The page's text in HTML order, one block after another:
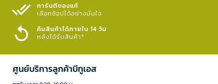
การันตีของแท้
เลือกช้อปได้อย่างมั่นใจ​
คืนสินค้าได้ภายใน 14 วัน
หลังได้รับสินค้า*
ศูนย์บริการลูกค้าบีทูเอส